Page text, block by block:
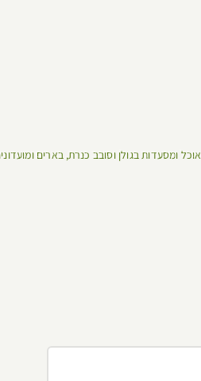
אוכל ומסעדות בגולן וסובב כנרת בארים